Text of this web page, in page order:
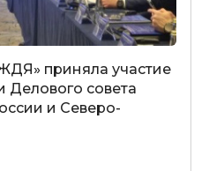
приняла участие
Делового совета
и Северо-